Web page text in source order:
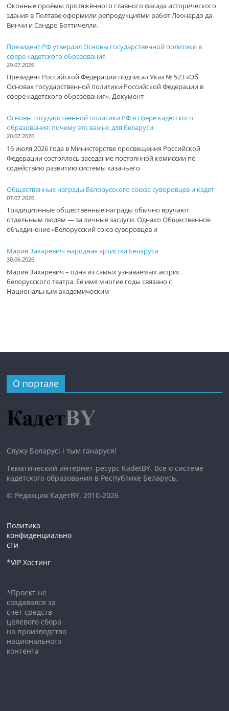
Оконные проёмы протяжённого главного фасада исторического
здания в Полтаве оформили репродукциями работ Леонардо да
Винчи и Сандро Боттичелли.
Президент РФ утвердил Основы государственной политики в
сфере кадетского образования
29.07.2026
Президент Российской Федерации подписал Указ № 523 «Об
Основах государственной политики Российской Федерации в
сфере кадетского образования». Документ
Основы государственной политики РФ в сфере кадетского
образования: почему это важно для Беларуси
20.07.2026
16 июля 2026 года в Министерстве просвещения Российской
Федерации состоялось заседание постоянной комиссии по
содействию развитию системы казачьего
Общественные награды Белорусского союза суворовцев и кадет
07.07.2026
Традиционные общественные награды обычно вручают
отдельным людям — за личные заслуги. Однако Общественное
объединение «Белорусский союз суворовцев и
Мария Захаревич: народная артистка Беларуси
30.06.2026
Мария Захаревич – одна из самых узнаваемых актрис
белорусского театра. Её имя многие годы связано с
Национальным академическим
О портале
Служу Беларусі і тым ганаруся!
Тематический интернет-ресурс KadetBY. Все о системе
кадетского образования в Республике Беларусь.
© Редакция КадетBY, 2010-2026
Политика
конфиденциально
сти
*VIP Хостинг
*Проект не
создавался за
счет средств
целевого сбора
на производство
национального
контента